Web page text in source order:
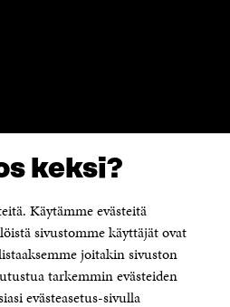
keksi?
Käytämme evästeitä
sivustomme käyttäjät ovat
joitakin sivuston
tarkemmin evästeiden
evästeasetus-sivulla
självständighet Sitra
160,